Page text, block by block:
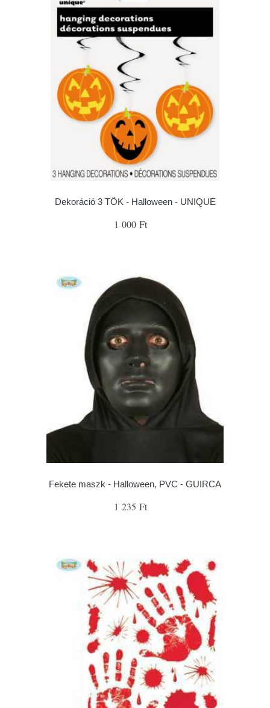
Dekoráció 3 TÖK - Halloween - UNIQUE
1 000 Ft
Fekete maszk - Halloween, PVC - GUIRCA
1 235 Ft